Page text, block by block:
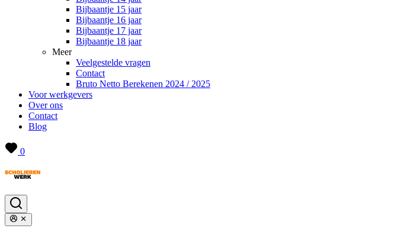
Bijbaantje 15 jaar
Bijbaantje 16 jaar
Bijbaantje 17 jaar
Bijbaantje 18 jaar
Meer
Veelgestelde vragen
Contact
Bruto Netto Berekenen 2024 / 2025
Voor werkgevers
Over ons
Contact
Blog
0